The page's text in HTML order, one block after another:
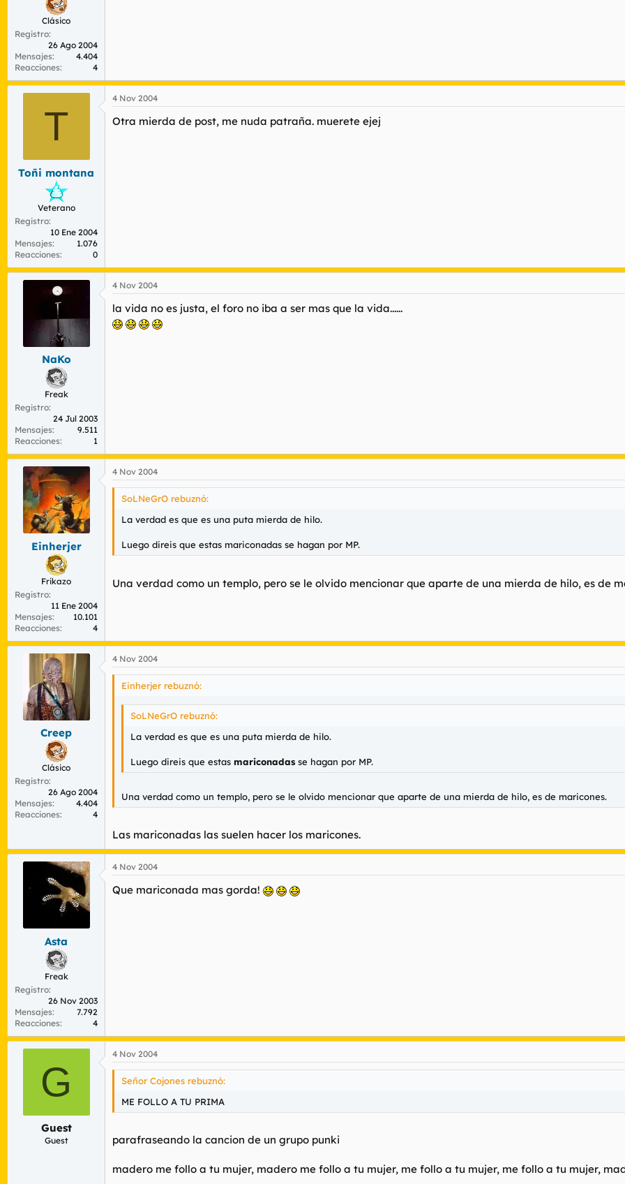
Clásico
Registro
26 Ago 2004
Mensajes
4.404
Reacciones
4
T
Toñi montana
Veterano
Registro
10 Ene 2004
Mensajes
1.076
Reacciones
0
4 Nov 2004
Otra mierda de post, me nuda patraña. muerete ejej
NaKo
Freak
Registro
24 Jul 2003
Mensajes
9.511
Reacciones
1
4 Nov 2004
la vida no es justa, el foro no iba a ser mas que la vida......
Einherjer
Frikazo
Registro
11 Ene 2004
Mensajes
10.101
Reacciones
4
4 Nov 2004
SoLNeGrO rebuznó:
La verdad es que es una puta mierda de hilo.
Luego direis que estas mariconadas se hagan por MP.
Una verdad como un templo, pero se le olvido mencionar que aparte de una mierda de hilo, es de
Creep
Clásico
Registro
26 Ago 2004
Mensajes
4.404
Reacciones
4
4 Nov 2004
Einherjer rebuznó:
SoLNeGrO rebuznó:
La verdad es que es una puta mierda de hilo.
Luego direis que estas mariconadas se hagan por MP.
Una verdad como un templo, pero se le olvido mencionar que aparte de una mierda de hilo, es de maricones.
Las mariconadas las suelen hacer los maricones.
Asta
Freak
Registro
26 Nov 2003
Mensajes
7.792
Reacciones
4
4 Nov 2004
Que mariconada mas gorda!
G
Guest
Guest
4 Nov 2004
Señor Cojones rebuznó:
ME FOLLO A TU PRIMA
parafraseando la cancion de un grupo punki
madero me follo a tu mujer, madero me follo a tu mujer, me follo a tu mujer, me follo a tu mujer,